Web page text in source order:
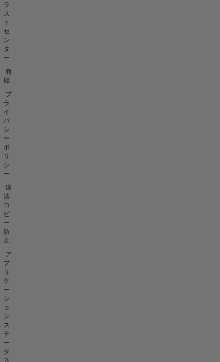
ラ
ス
ト
セ
ン
タ
ー
商
標
プ
ラ
イ
バ
シ
ー
ポ
リ
シ
ー
違
法
コ
ピ
ー
防
止
ア
プ
リ
ケ
ー
シ
ョ
ン
ス
テ
ー
タ
ス